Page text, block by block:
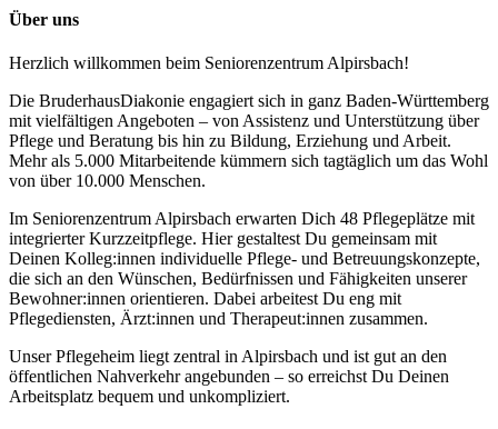
Über uns
Herzlich willkommen beim Seniorenzentrum Alpirsbach!
Die BruderhausDiakonie engagiert sich in ganz Baden-Württemberg
mit vielfältigen Angeboten – von Assistenz und Unterstützung über
Pflege und Beratung bis hin zu Bildung, Erziehung und Arbeit.
Mehr als 5.000 Mitarbeitende kümmern sich tagtäglich um das Wohl
von über 10.000 Menschen.
Im Seniorenzentrum Alpirsbach erwarten Dich 48 Pflegeplätze mit
integrierter Kurzzeitpflege. Hier gestaltest Du gemeinsam mit
Deinen Kolleg:innen individuelle Pflege- und Betreuungskonzepte,
die sich an den Wünschen, Bedürfnissen und Fähigkeiten unserer
Bewohner:innen orientieren. Dabei arbeitest Du eng mit
Pflegediensten, Ärzt:innen und Therapeut:innen zusammen.
Unser Pflegeheim liegt zentral in Alpirsbach und ist gut an den
öffentlichen Nahverkehr angebunden – so erreichst Du Deinen
Arbeitsplatz bequem und unkompliziert.